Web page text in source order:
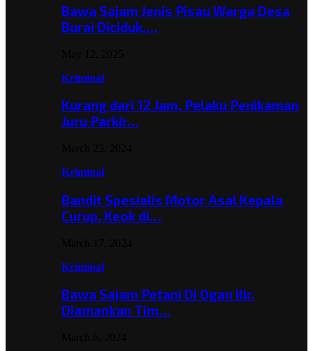
Bawa Sajam Jenis Pisau Warga Desa
Burai Diciduk,…
Kriminal
Kurang dari 12 Jam, Pelaku Penikaman
Juru Parkir…
Kriminal
Bandit Spesialis Motor Asal Kepala
Curup, Keok di…
Kriminal
Bawa Sajam Petani Di Ogan Ilir,
Diamankan Tim…